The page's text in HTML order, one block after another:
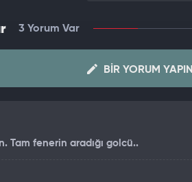
3 Yorum Var
BIR YORUM YAPIN
Tam fenerin aradığı golcü..